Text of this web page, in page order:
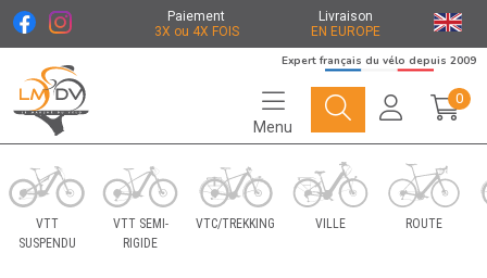
Paiement
3X ou 4X FOIS
Livraison
EN EUROPE
Le Marché du Vélo Votre distributeurs de vélo
Expert français du vélo depuis 2009
Menu
0
VTT
SUSPENDU
VTT SEMI-
RIGIDE
VTC/TREKKING VILLE ROUTE